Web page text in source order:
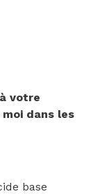
votre
dans les
base